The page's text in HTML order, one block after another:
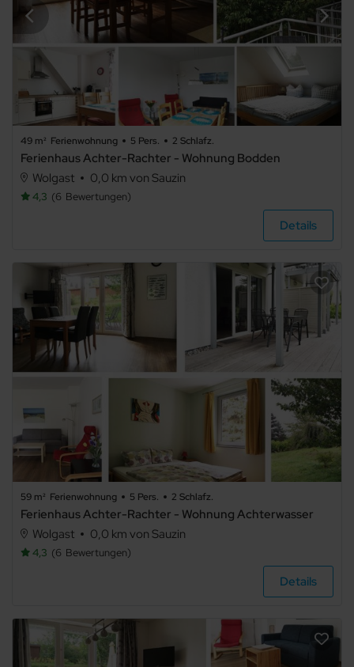
4
Badezimmer
beliebig
Art der
Unterkunft
Ferienpark
49 m² Ferienwohnung 5 Pers. 2 Schlafz.
Ferienhaus Achter-Rachter - Wohnung Bodden
Wolgast
0,0 km von Sauzin
4,3 6 Bewertungen
Details
59 m² Ferienwohnung 5 Pers. 2 Schlafz.
Ferienhaus Achter-Rachter - Wohnung Achterwasser
Wolgast
0,0 km von Sauzin
4,3 6 Bewertungen
Details